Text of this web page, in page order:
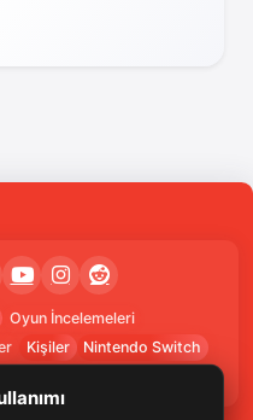
Oyun İncelemeleri
Kişiler
Nintendo Switch